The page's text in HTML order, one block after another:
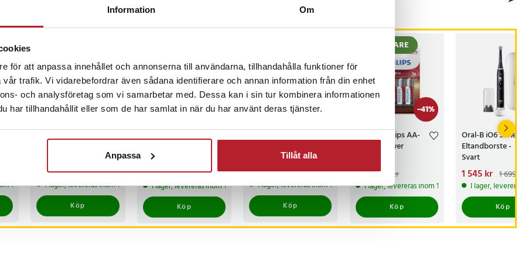
Information Om
för att anpassa innehållet och annonserna till användarna, tillhandahålla funktioner för
trafik. Vi vidarebefordrar även sådana identifierare och annan information från din enhet
och analysföretag som vi samarbetar med. Dessa kan i sin tur kombinera informationen
har tillhandahållit eller som de har samlat in när du har använt deras tjänster.
Anpassa Tillåt alla
borsthuvud är kompatibelt med
iO-serien. Designen är särskilt
tillsammans med iO-
en skonsam
B iO-serien
B
1-2 vardagar
Oral-B iO Series 6S
Bluetooth / magnetisk
eltandborste
Pris:1 399 kr
1 399 kr
I lager, levereras inom 1-2 vardagar
Köp
-38 %
Automatisk
rörelsesensor
Nuvarande pris:
319 kr
199 kr 319 kr
I lager, levereras inom 1-2 vardagar
Köp
Pris:1 500 kr
1 500 kr
I lager, levereras inom 1-2 vardagar
Köp
-41%
BÄSTSÄLJARE
4-pack Philips AA-
Batteri Power
Nuvarande pris
Tidigare pris:59 kr
35 kr 59 kr
I lager, levereras inom 1-2 vardagar
Köp
Oral-B iO6 Series
Eltandborste -
Svart
Nuvarande pris
1 545 krTidigare
1 699 kr
1 545 kr 1 699 kr
I lager,
Köp